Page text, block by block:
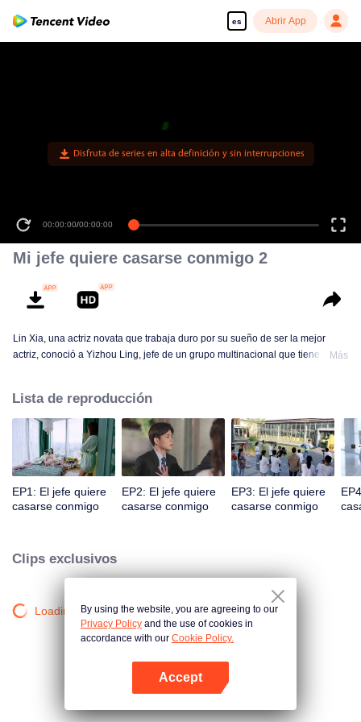
es Abrir App
Disfruta de series en alta definición y sin interrupciones
00:00:00/00:00:00
Mi jefe quiere casarse conmigo 2
Lin Xia, una actriz novata que trabaja duro por su sueño de ser la mejor
actriz, conoció a Yizhou Ling, jefe de un grupo multinacional que tiene el
encuentro familiar o un encuentro calculado, los dos desarrollan un dulce
amor bajo diversas circunstancias.
Más
Lista de reproducción
EP1: El jefe quiere
casarse conmigo
EP2: El jefe quiere
casarse conmigo
EP3: El jefe quiere
casarse conmigo
Clips exclusivos
Loading…By using the website, you are agreeing to our
Privacy Policy and the use of cookies in
accordance with our Cookie Policy.
Accept